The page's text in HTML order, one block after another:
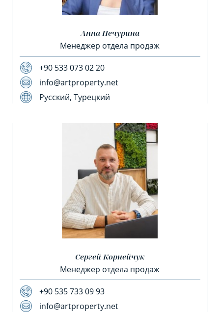
Анна Печурина
Менеджер отдела продаж
+90 533 073 02 20
info@artproperty.net
Русский, Турецкий
Сергей Корнейчук
Менеджер отдела продаж
+90 535 733 09 93
info@artproperty.net